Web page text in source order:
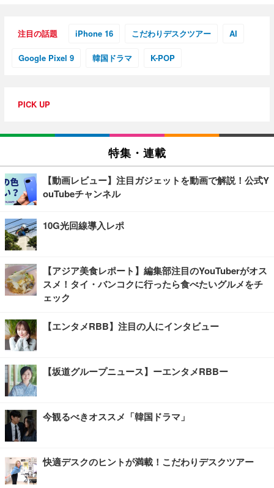
注目の話題 iPhone 16 こだわりデスクツアー AI
Google Pixel 9 韓国ドラマ K-POP
PICK UP
特集・連載
【動画レビュー】注目ガジェットを動画で解説！公式Y
ouTubeチャンネル
10G光回線導入レポ
【アジア美食レポート】編集部注目のYouTuberがオス
スメ！タイ・バンコクに行ったら食べたいグルメをチ
ェック
【エンタメRBB】注目の人にインタビュー
【坂道グループニュース】ーエンタメRBBー
今観るべきオススメ「韓国ドラマ」
快適デスクのヒントが満載！こだわりデスクツアー